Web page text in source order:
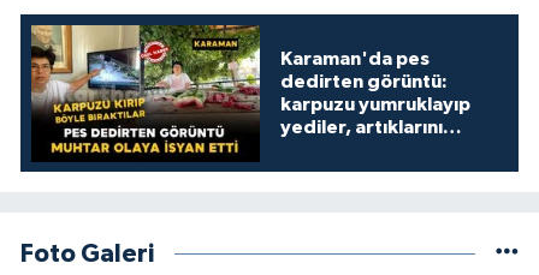
Karaman'da pes
dedirten görüntü:
karpuzu yumruklayıp
yediler, artıklarını
Foto Galeri